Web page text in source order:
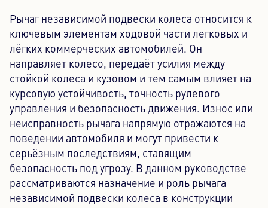
Рычаг независимой подвески колеса относится к
ключевым элементам ходовой части легковых и
лёгких коммерческих автомобилей. Он
направляет колесо, передаёт усилия между
стойкой колеса и кузовом и тем самым влияет на
курсовую устойчивость, точность рулевого
управления и безопасность движения. Износ или
неисправность рычага напрямую отражаются на
поведении автомобиля и могут привести к
серьёзным последствиям, ставящим
безопасность под угрозу. В данном руководстве
рассматриваются назначение и роль рычага
независимой подвески колеса в конструкции